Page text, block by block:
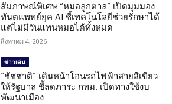
สัมภาษณ์พิเศษ “หมอลูกตาล” เปิดมุมมอง
ทันตแพทย์ยุค AI ชี้เทคโนโลยีช่วยรักษาได้
แต่ไม่มีวันแทนหมอได้ทั้งหมด
สิงหาคม 4, 2026
ข่าวเด่น
“ชัชชาติ” เดินหน้าโอนรถไฟฟ้าสายสีเขียว
ให้รัฐบาล ชี้ลดภาระ กทม. เปิดทางใช้งบ
พัฒนาเมือง